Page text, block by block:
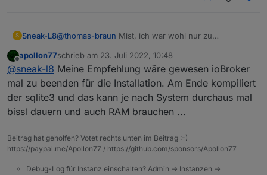
S Sneak-L8@thomas-braun Mist, ich war wohl nur zu
ca. 5-10 Minuten (war nicht am Rechner) installiert.
Und jetzt läuft es...
Offline
apollon77schrieb am 23. Juli 2022, 10:48
zuletzt editiert von
@sneak-l8 Meine Empfehlung wäre gewesen ioBroker
mal zu beenden für die Installation. Am Ende kompiliert
der sqlite3 und das kann je nach System durchaus mal
bissl dauern und auch RAM brauchen ...
Beitrag hat geholfen? Votet rechts unten im Beitrag :-)
https://paypal.me/Apollon77 / https://github.com/sponsors/Apollon77
Debug-Log für Instanz einschalten? Admin -> Instanzen ->